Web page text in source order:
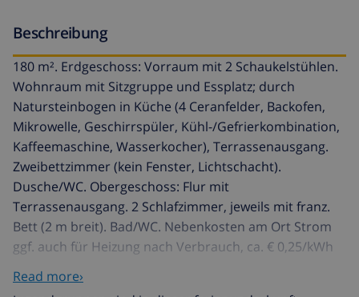
Beschreibung
180 m². Erdgeschoss: Vorraum mit 2 Schaukelstühlen.
Wohnraum mit Sitzgruppe und Essplatz; durch
Natursteinbogen in Küche (4 Ceranfelder, Backofen,
Mikrowelle, Geschirrspüler, Kühl-/​Gefrierkombination,
Kaffeemaschine, Wasserkocher), Terrassenausgang.
Zweibettzimmer (kein Fenster, Lichtschacht).
Dusche/WC. Obergeschoss: Flur mit
Terrassenausgang. 2 Schlafzimmer, jeweils mit franz.
Bett (2 m breit). Bad/WC. Nebenkosten am Ort Strom
ggf. auch für Heizung nach Verbrauch, ca. € 0,25/​kWh
(Grundverbrauch von 8 kWh/​Tag inklusive). Kurtaxe.
Wäsche vorhanden. Wechsel der Handtücher alle
Read more›